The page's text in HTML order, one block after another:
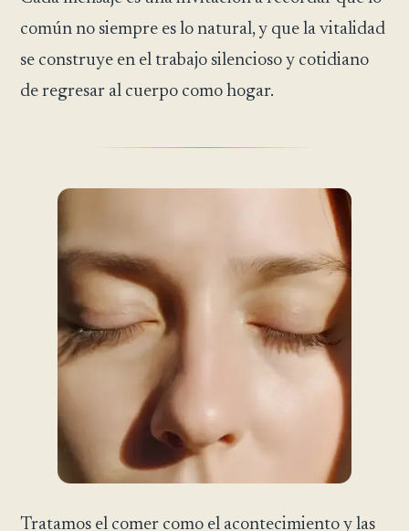
común no siempre es lo natural, y que la vitalidad
se construye en el trabajo silencioso y cotidiano
de regresar al cuerpo como hogar.
Tratamos el comer como el acontecimiento y las